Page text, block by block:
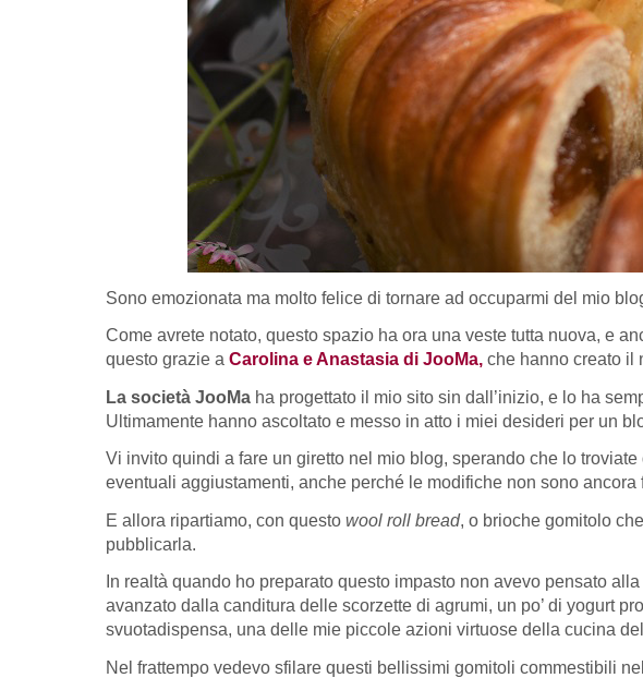
Sono emozionata ma molto felice di tornare ad occuparmi del mio
Come avrete notato, questo spazio ha ora una veste tutta nuova, e
questo grazie a Carolina e Anastasia di JooMa, che hanno creato il
La società JooMa ha progettato il mio sito sin dall’inizio, e lo ha
Ultimamente hanno ascoltato e messo in atto i miei desideri per un
Vi invito quindi a fare un giretto nel mio blog, sperando che lo
eventuali aggiustamenti, anche perché le modifiche non sono
E allora ripartiamo, con questo wool roll bread, o brioche gomitolo
pubblicarla.
In realtà quando ho preparato questo impasto non avevo pensato
avanzato dalla canditura delle scorzette di agrumi, un po’ di yogurt
svuotadispensa, una delle mie piccole azioni virtuose della cucina
Nel frattempo vedevo sfilare questi bellissimi gomitoli commestibili